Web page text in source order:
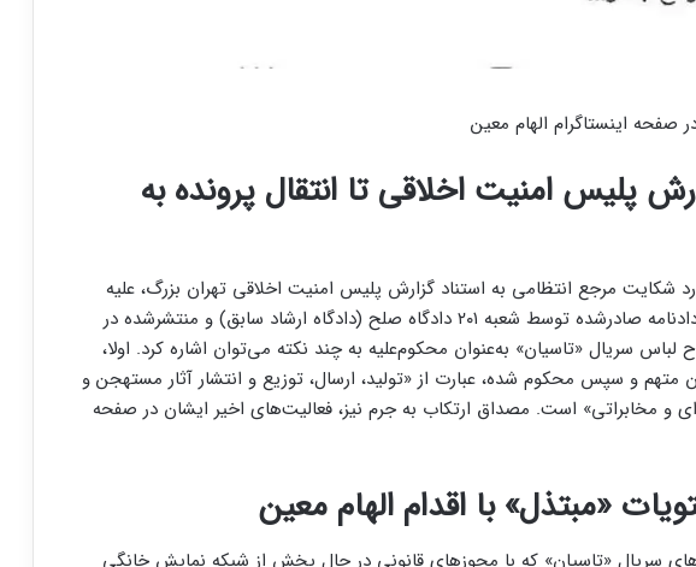
اینستاگرام الهام معین
پلیس امنیت اخلاقی تا انتقال پرونده به
شکایت مرجع انتظامی به استناد گزارش پلیس امنیت اخلاقی تهران بزرگ، علیه
الهام معین،چنین گفت: «در مورد دادنامه صادرشده توسط شعبه ۲۰۱ دادگاه صلح (دادگاه ارشاد سابق) و منتشرشده در
لباس سریال «تاسیان» به‌عنوان محکوم‌علیه به چند نکته می‌توان اشاره کرد. اولا،
و سپس محکوم شده، عبارت از «تولید، ارسال، توزیع و انتشار آثار مستهجن و
و مخابراتی» است. مصداق ارتکاب به جرم نیز، فعالیت‌های اخیر ایشان در صفحه
«مبتذل» با اقدام الهام معین
سریال «تاسیان» که با مجوزهای قانونی در حال پخش از شبکه نمایش خانگی